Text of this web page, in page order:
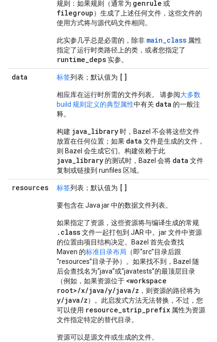
规则：如果规则（通常为 genrule 或
filegroup）生成了上述任何文件，这些文件的
使用方式将与源代码文件相同。
此实参几乎总是必需的，除非 main_class 属性
指定了运行时类路径上的类，或者您指定了
runtime_deps 实参。
data 标签列表；默认值为 []
相应库在运行时所需的文件列表。 请参阅大多数
build 规则定义的典型属性中有关 data 的一般注
释。
构建 java_library 时，Bazel 不会将这些文件
放置在任何位置；如果 data 文件是生成的文件，
则 Bazel 会生成它们。构建依赖于此
java_library 的测试时，Bazel 会将 data 文件
复制或链接到 runfiles 区域。
resources 标签列表；默认值为 []
要包含在 Java jar 中的数据文件列表。
如果指定了资源，这些资源将与编译生成的常规
.class文件一起打包到 JAR 中。jar 文件中资源
的位置由项目结构决定。Bazel 首先会查找
Maven 的标准目录布局 （即“src”目录后跟
“resources”目录子孙）。如果找不到，Bazel 随
后会查找名为“java”或“javatests”的最顶层目录
（例如，如果资源位于 <workspace
root>/x/java/y/java/z ，则资源的路径将为
y/java/z）。此启发式方法无法替换，不过，您
可以使用 resource_strip_prefix 属性为资源
文件指定特定的替代目录。
资源可以是源文件或生成的文件。